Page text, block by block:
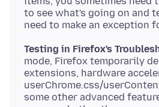
to see what's going on and
Testing in Firefox's
mode, Firefox temporarily
extensions, hardware
userChrome.css/
some other advanced